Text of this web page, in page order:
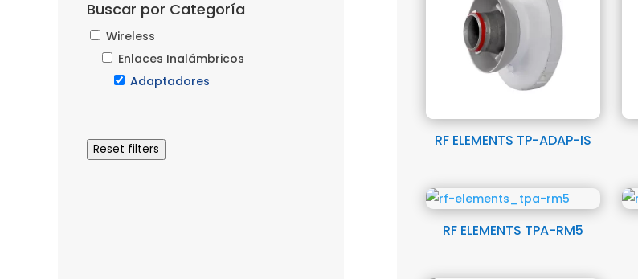
Buscar por Categoría
Wireless
Enlaces Inalámbricos
Adaptadores
Reset filters RF ELEMENTS TP-ADAP-IS
RF ELEMENTS TPA-RM5